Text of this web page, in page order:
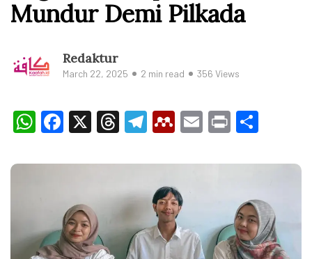
Mundur Demi Pilkada
Redaktur
March 22, 2025 2 min read 356 Views
WhatsApp
Facebook
X Threads
Telegram
Mendeley
Email
Print